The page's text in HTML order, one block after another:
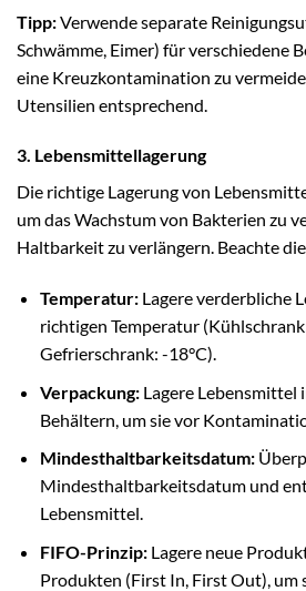
Tipp:Verwende separate
Schwämme, Eimer) für verschiedene
eine Kreuzkontamination zu
Utensilien entsprechend.
3. Lebensmittellagerung
Die richtige Lagerung von
um das Wachstum von Bakterien zu
Haltbarkeit zu verlängern. Beachte
Temperatur:Lagere verderbliche
richtigen Temperatur
Gefrierschrank: -18°C).
Verpackung:Lagere Lebensmittel
Behältern, um sie vor
Mindesthaltbarkeitsdatum:
Mindesthaltbarkeitsdatum und
Lebensmittel.
FIFO-Prinzip:Lagere neue
Produkten (First In, First Out), um